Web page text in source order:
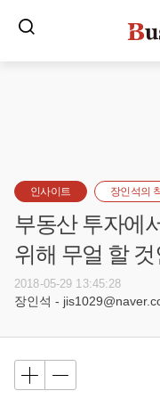
인사이트 장인석의
부동산 투자에
위해 무얼 할
2018-05-29 13:45:28
장인석 -